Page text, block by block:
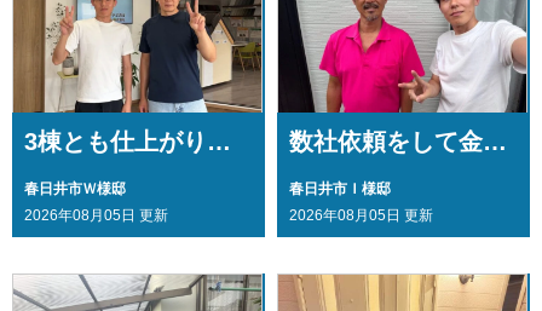
3棟とも仕上がりに大満足！知り合いにも間違いなくお勧めします・・・
春日井市Ｗ様邸
2026年08月05日 更新
数社依頼をして金額や施工内容に納得し・・・
春日井市Ｉ様邸
2026年08月05日 更新